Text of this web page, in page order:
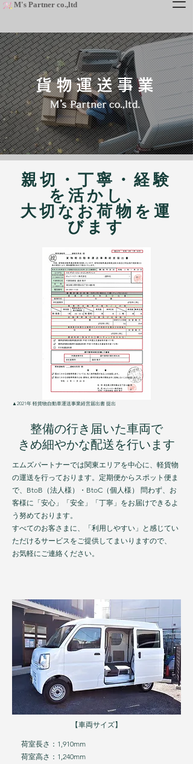
​M's Partner co.,ltd
貨物運送事業
​親切・丁寧・経験
を活かし、
大切なお荷物を運
びます
整備の行き届いた車両で
​きめ細やかな配送を行います
​▲2021年 軽貨物自動車運送事業経営届出書 提出
エムズパートナーでは関東エリアを中心に、​ 軽貨物
の運送を行っております。定期便からスポット便ま
で、BtoB（法人様）・BtoC（個人様） 問わず、お
客様に 「安心」「安全」「丁寧」をお届けできるよ
う努めております。
すべてのお客さまに、「利用しやすい」と感じてい
ただけるサービスをご提供してまいりますので、
​お気軽にご連絡ください。
【車両サイズ】
荷室長さ：1,910mm
荷室高さ：1,240mm